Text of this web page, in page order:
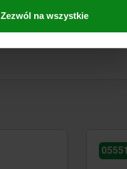
Zezwól na wszystkie
05551